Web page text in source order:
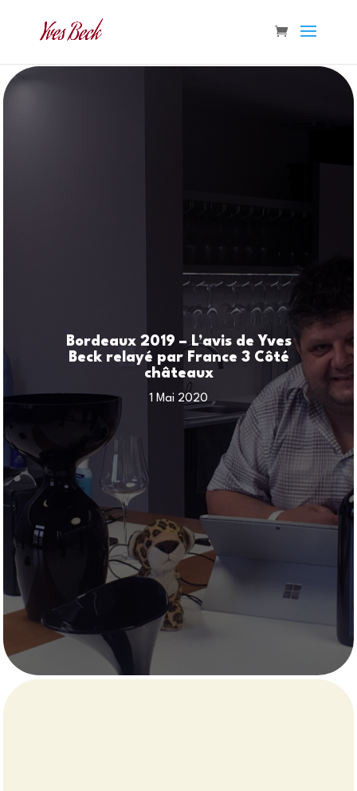
Bordeaux 2019 – L’avis de Yves
Beck relayé par France 3 Côté
châteaux
1 Mai 2020